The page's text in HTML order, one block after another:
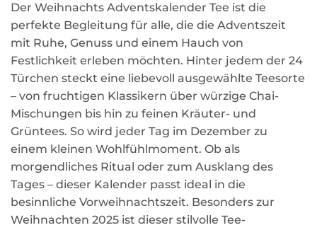
Der Weihnachts Adventskalender Tee ist die
perfekte Begleitung für alle, die die Adventszeit
mit Ruhe, Genuss und einem Hauch von
Festlichkeit erleben möchten. Hinter jedem der 24
Türchen steckt eine liebevoll ausgewählte Teesorte
– von fruchtigen Klassikern über würzige Chai-
Mischungen bis hin zu feinen Kräuter- und
Grüntees. So wird jeder Tag im Dezember zu
einem kleinen Wohlfühlmoment. Ob als
morgendliches Ritual oder zum Ausklang des
Tages – dieser Kalender passt ideal in die
besinnliche Vorweihnachtszeit. Besonders zur
Weihnachten 2025 ist dieser stilvolle Tee-